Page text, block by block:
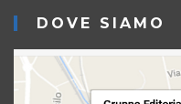
DOVE SIAMO